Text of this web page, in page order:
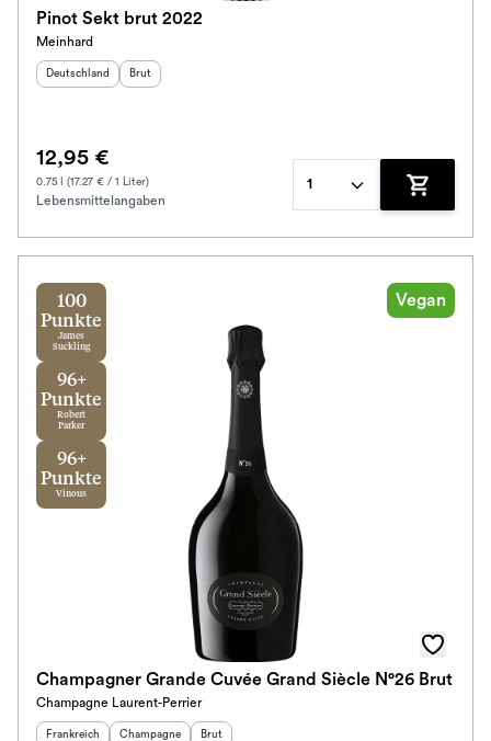
Pinot Sekt brut 2022
Meinhard
Herkunftsland
Deutschland Geschmack
Brut
12,95 €
0.75 l (17.27 € / 1 Liter)
Lebensmittelangaben
1
Zum
100
Punkte
James
Suckling
96+
Punkte
Robert
Parker
96+
Punkte
Vinous
Vegan
Champagner Grande Cuvée Grand Siècle N°26 Brut
Champagne Laurent-Perrier
Herkunftsland
Frankreich Herkunftsregion :
Champagne Geschmack
Brut